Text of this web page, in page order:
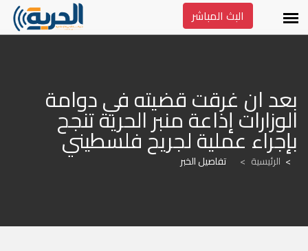
البث المباشر
الوزارات إذاعة منبر الحرية تنجح
بإجراء عملية لجريح فلسطيني
الرئيسية > تفاصيل الخبر